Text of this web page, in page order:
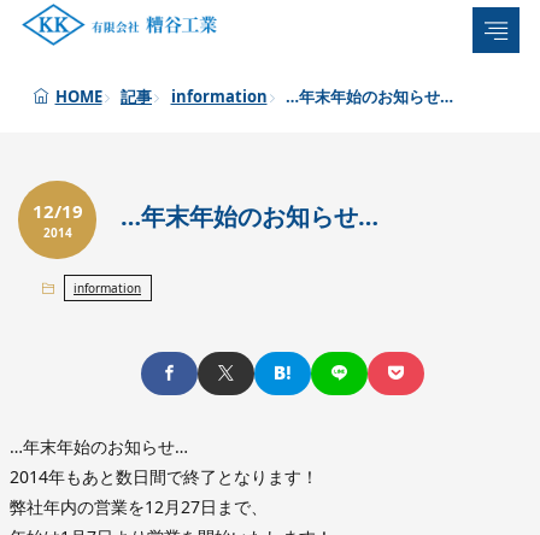
HOME 記事 information …年末年始のお知らせ…
12/19
2014 …年末年始のお知らせ…
information
…年末年始のお知らせ…
2014年もあと数日間で終了となります！
弊社年内の営業を12月27日まで、